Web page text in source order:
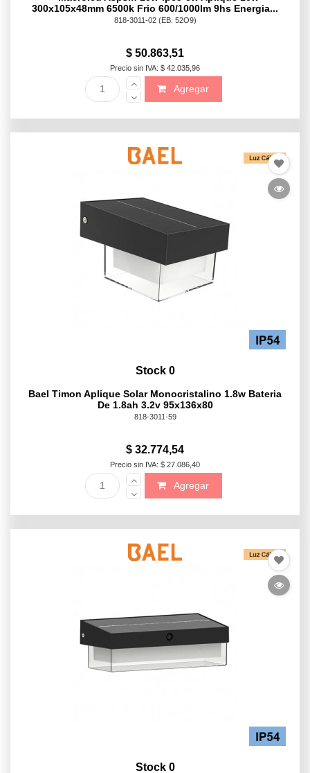
300x105x48mm 6500k Frio 600/1000lm 9hs Energia...
818-3011-02(EB: 52O9)
$ 50.863,51
Precio sin IVA: $ 42.035,96
Agregar
Stock 0
Bael Timon Aplique Solar Monocristalino 1.8w Bateria
De 1.8ah 3.2v 95x136x80
818-3011-59
$ 32.774,54
Precio sin IVA: $ 27.086,40
Agregar
Stock 0